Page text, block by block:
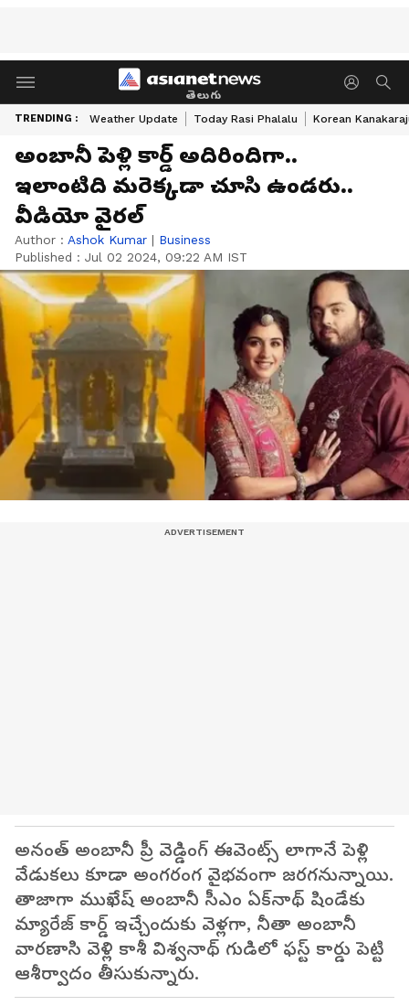
తెలుగు
TRENDING : Weather Update Today Rasi Phalalu Korean
అంబానీ పెళ్లి కార్డ్ అదిరిందిగా..
ఇలాంటిది మరెక్కడా చూసి ఉండరు..
వీడియో వైరల్
Author : Ashok Kumar | Business
Published : Jul 02 2024, 09:22 AM IST
అనంత్ అంబానీ ప్రీ వెడ్డింగ్ ఈవెంట్స్ లాగానే పెళ్లి
వేడుకలు కూడా అంగరంగ వైభవంగా జరగనున్నాయి.
తాజాగా ముఖేష్ అంబానీ సీఎం ఏక్‌నాథ్ షిండేకు
మ్యారేజ్ కార్డ్ ఇచ్చేందుకు వెళ్లగా, నీతా అంబానీ
వారణాసి వెళ్లి కాశీ విశ్వనాథ్‌ గుడిలో ఫస్ట్ కార్డు పెట్టి
ఆశీర్వాదం తీసుకున్నారు.